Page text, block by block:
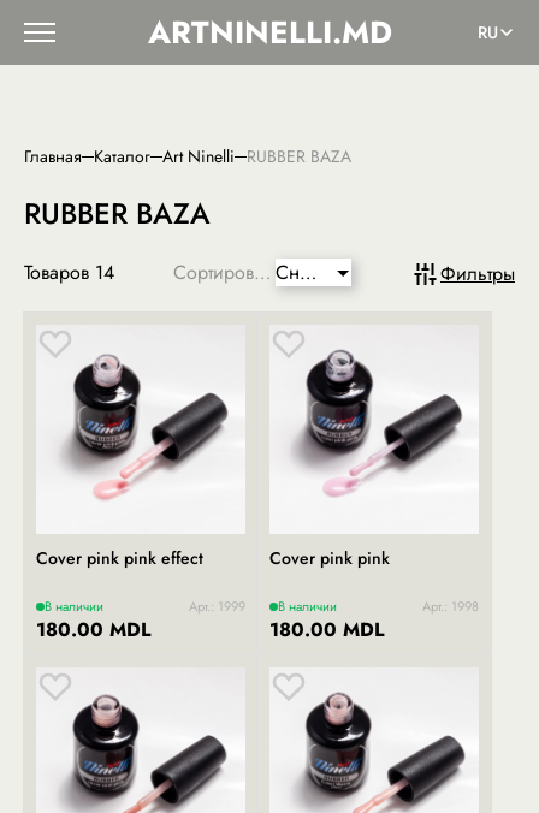
ARTNINELLI.MD RU
Главная Каталог Art Ninelli RUBBER BAZA
RUBBER BAZA
Товаров 14 Сортировка: Сниженная
цена
Фильтры
Cover pink pink effect
В наличии Арт.: 1999
180.00 MDL
Cover pink pink
В наличии Арт.: 1998
180.00 MDL